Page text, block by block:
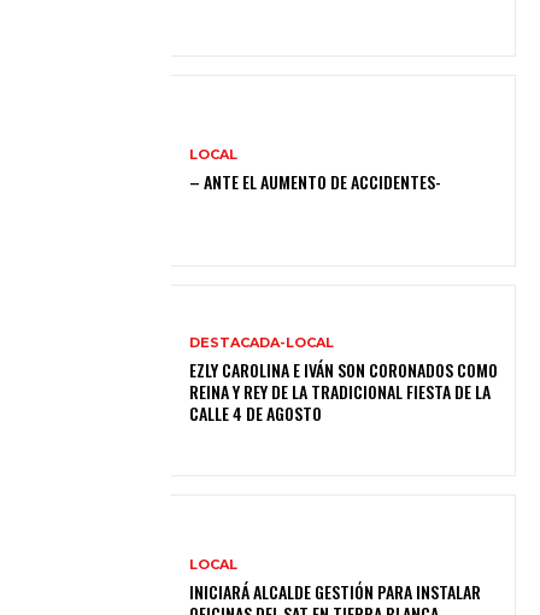
LOCAL
– ANTE EL AUMENTO DE ACCIDENTES-
DESTACADA-LOCAL
EZLY CAROLINA E IVÁN SON CORONADOS COMO
REINA Y REY DE LA TRADICIONAL FIESTA DE LA
CALLE 4 DE AGOSTO
LOCAL
INICIARÁ ALCALDE GESTIÓN PARA INSTALAR